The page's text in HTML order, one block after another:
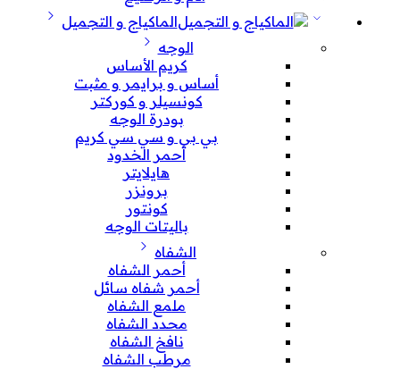
الماكياج و التجميل
الوجه
كريم الأساس
أساس و برايمر و مثبت
كونسيلر و كوركتر
بودرة الوجه
بي بي و سي سي كريم
أحمر الخدود
هايلايتر
برونزر
كونتور
باليتات الوجه
الشفاه
أحمر الشفاه
أحمر شفاه سائل
ملمع الشفاه
محدد الشفاه
نافخ الشفاه
مرطب الشفاه